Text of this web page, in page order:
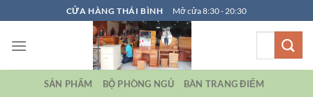
qua
nội
CỬA HÀNG THÁI BÌNH Mở cửa 8:30 - 20:30
SẢN PHẨM BỘ PHÒNG NGỦ BÀN TRANG ĐIỂM